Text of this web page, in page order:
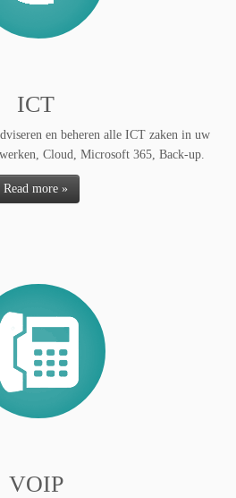
ICT
en beheren alle ICT zaken in uw
Cloud, Microsoft 365, Back-up.
Read more »
VOIP